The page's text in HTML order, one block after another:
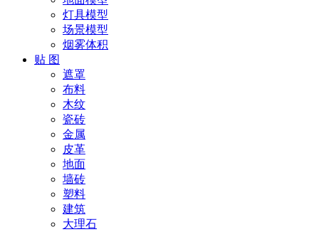
灯具模型
场景模型
烟雾体积
贴 图
遮罩
布料
木纹
瓷砖
金属
皮革
地面
墙砖
塑料
建筑
大理石